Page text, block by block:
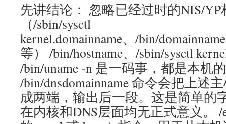
先讲结论： 忽略已经过时的NIS/YP
（/sbin/sysctl
kernel.domainname、/bin/
等） /bin/hostname、/sbin/sysctl
/bin/uname -n 是一码事，都是本机
/bin/dnsdomainname 命令会把上述
成两端，输出后一段。这是简单的
在内核和DNS层面均无正式意义。 /